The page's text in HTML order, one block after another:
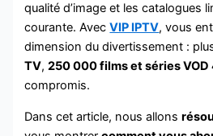
qualité d’image et les catalogues
courante. AvecVIP IPTV, vous
dimension du divertissement :
TV,250 000 films et séries VOD
compromis.
Dans cet article, nous allons